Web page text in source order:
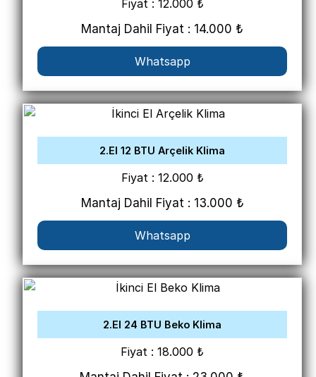
Fiyat : 12.000 ₺
Mantaj Dahil Fiyat : 14.000 ₺
Whatsapp
2.El 12 BTU Arçelik Klima
Fiyat : 12.000 ₺
Mantaj Dahil Fiyat : 13.000 ₺
Whatsapp
2.El 24 BTU Beko Klima
Fiyat : 18.000 ₺